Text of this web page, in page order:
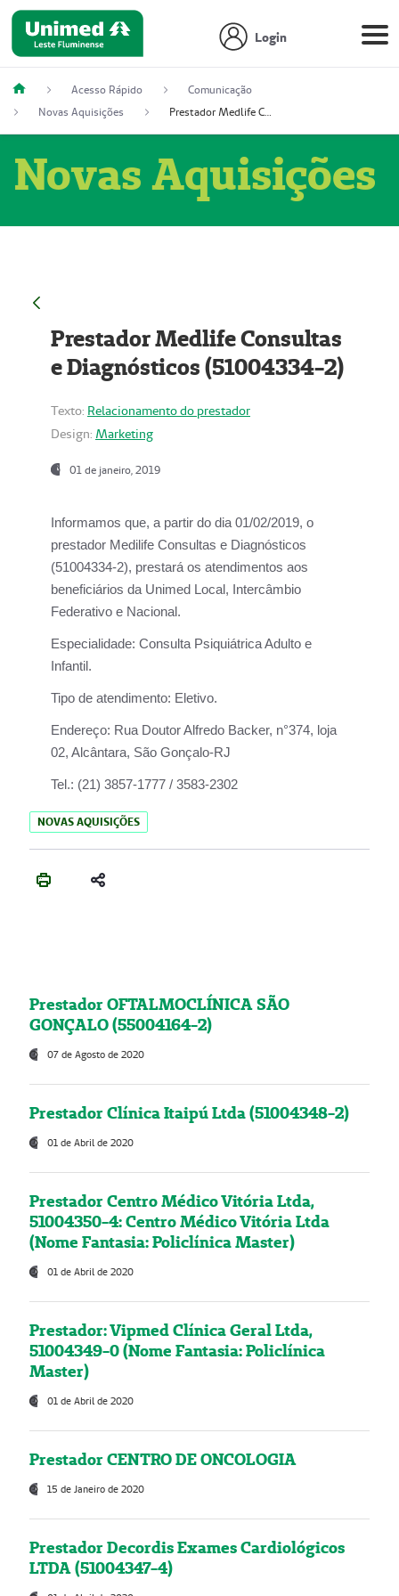
Login
Acesso Rápido
Comunicação
Novas Aquisições
Prestador Medlife Consultas e Diagnósticos (51004334-2)
Novas Aquisições
Prestador Medlife Consultas
e Diagnósticos (51004334-2)
Texto: Relacionamento do prestador
Design: Marketing
01 de janeiro, 2019
Informamos que, a partir do dia 01/02/2019, o
prestador Medilife Consultas e Diagnósticos
(51004334-2), prestará os atendimentos aos
beneficiários da Unimed Local, Intercâmbio
Federativo e Nacional.
Especialidade: Consulta Psiquiátrica Adulto e
Infantil.
Tipo de atendimento: Eletivo.
Endereço: Rua Doutor Alfredo Backer, n°374, loja
02, Alcântara, São Gonçalo-RJ
Tel.: (21) 3857-1777 / 3583-2302
NOVAS AQUISIÇÕES
Prestador OFTALMOCLÍNICA SÃO
GONÇALO (55004164-2)
07 de Agosto de 2020
Prestador Clínica Itaipú Ltda (51004348-2)
01 de Abril de 2020
Prestador Centro Médico Vitória Ltda,
51004350-4: Centro Médico Vitória Ltda
(Nome Fantasia: Policlínica Master)
01 de Abril de 2020
Prestador: Vipmed Clínica Geral Ltda,
51004349-0 (Nome Fantasia: Policlínica
Master)
01 de Abril de 2020
Prestador CENTRO DE ONCOLOGIA
15 de Janeiro de 2020
Prestador Decordis Exames Cardiológicos
LTDA (51004347-4)